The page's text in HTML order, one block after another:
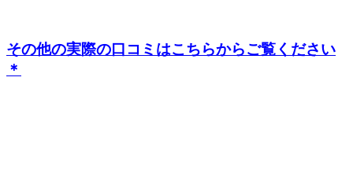
その他の実際の口コミはこちらからご覧ください
＊